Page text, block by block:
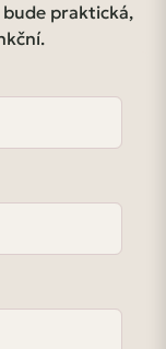
praktická,